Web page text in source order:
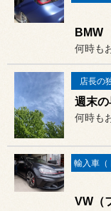
店長の